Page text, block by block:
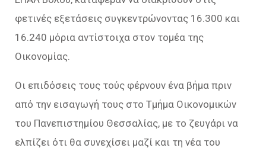
φετινές εξετάσεις συγκεντρώνοντας 16.300 και
16.240 μόρια αντίστοιχα στον τομέα της
Οικονομίας.
Οι επιδόσεις τους τούς φέρνουν ένα βήμα πριν
από την εισαγωγή τους στο Τμήμα Οικονομικών
του Πανεπιστημίου Θεσσαλίας, με το ζευγάρι να
ελπίζει ότι θα συνεχίσει μαζί και τη νέα του